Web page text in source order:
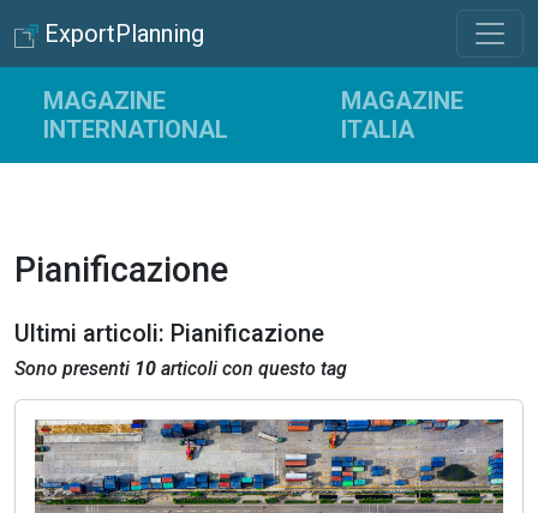
ExportPlanning
MAGAZINE
INTERNATIONAL
MAGAZINE
ITALIA
Pianificazione
Ultimi articoli: Pianificazione
Sono presenti 10 articoli con questo tag